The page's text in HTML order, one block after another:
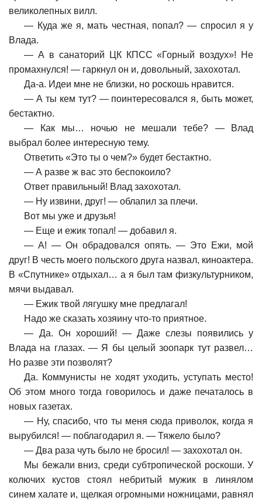
великолепных вилл.
— Куда же я, мать честная, попал? — спросил я у
Влада.
—А в санаторий ЦК КПСС «Горный воздух»! Не
промахнулся! — гаркнул он и, довольный, захохотал.
Да-а. Идеи мне не близки, но роскошь нравится.
—А ты кем тут? — поинтересовался я, быть может,
бестактно.
—
Как мы… ночью не мешали тебе? — Влад
выбрал более интересную тему.
Ответить «Это ты о чем?» будет бестактно.
—А разве ж вас это беспокоило?
Ответ правильный! Влад захохотал.
— Ну извини, друг! — облапил за плечи.
Вот мы уже и друзья!
— Еще и ежик топал! — добавил я.
—А! — Он обрадовался опять. — Это Ежи, мой
друг! В честь моего польского друга назвал, киноактера.
В «Спутнике» отдыхал… а я был там физкультурником,
мячи выдавал.
— Ежик твой лягушку мне предлагал!
Надо же сказать хозяину что-то приятное.
— Да. Он хороший! — Даже слезы появились у
Влада на глазах. — Я бы целый зоопарк тут развел…
Но разве эти позволят?
Да. Коммунисты не ходят уходить, уступать место!
Об этом много тогда говорилось и даже печаталось в
новых газетах.
— Ну, спасибо, что ты меня сюда приволок, когда я
вырубился! — поблагодарил я. — Тяжело было?
—Два раза чуть было не бросил! — захохотал он.
Мы бежали вниз, среди субтропической роскоши. У
колючих кустов стоял небритый мужик в линялом
синем халате и, щелкая огромными ножницами, равнял